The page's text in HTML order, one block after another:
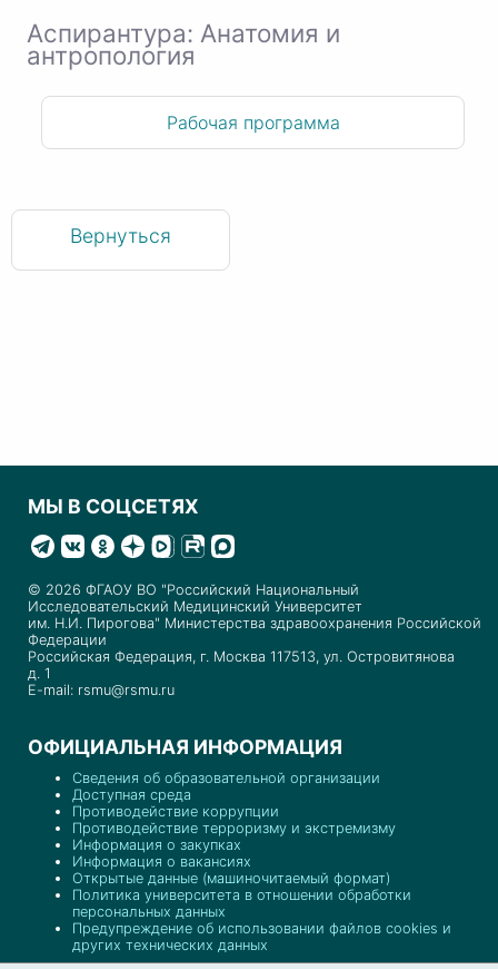
Аспирантура: Анатомия и
антропология
Рабочая программа
Вернуться
МЫ В СОЦСЕТЯХ
© 2026 ФГАОУ ВО "Российский Национальный
Исследовательский Медицинский Университет
им. Н.И. Пирогова" Министерства здравоохранения Российской
Федерации
Российская Федерация, г. Москва 117513, ул. Островитянова
д. 1
E-mail: rsmu@rsmu.ru
ОФИЦИАЛЬНАЯ ИНФОРМАЦИЯ
Сведения об образовательной организации
Доступная среда
Противодействие коррупции
Противодействие терроризму и экстремизму
Информация о закупках
Информация о вакансиях
Открытые данные (машиночитаемый формат)
Политика университета в отношении обработки
персональных данных
Предупреждение об использовании файлов cookies и
других технических данных